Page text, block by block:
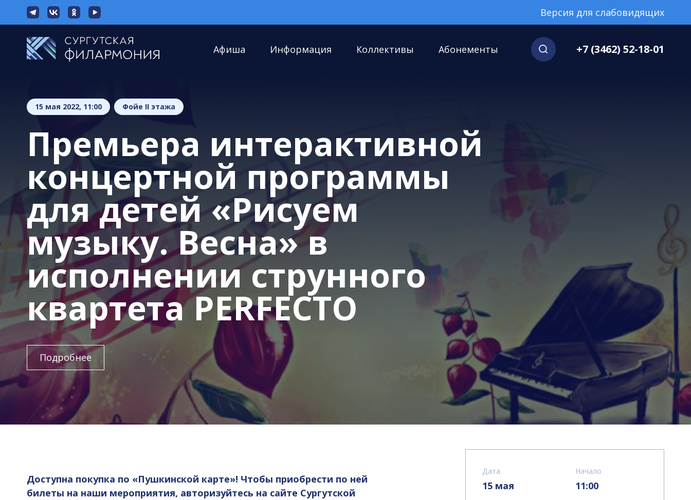
Версия для слабовидящих
Афиша Информация Коллективы Абонементы +7 (3462) 52-18-01
15 мая 2022, 11:00 Фойе II этажа
Премьера интерактивной
концертной программы
для детей «Рисуем
музыку. Весна» в
исполнении струнного
квартета PERFECTO
Подробнее
Доступна покупка по «Пушкинской карте»! Чтобы приобрести по ней
билеты на наши мероприятия, авторизуйтесь на сайте Сургутской
Дата
15 мая
Начало
11:00